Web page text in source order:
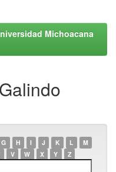
Michoacana
G H I J K L
M
V W X Y Z